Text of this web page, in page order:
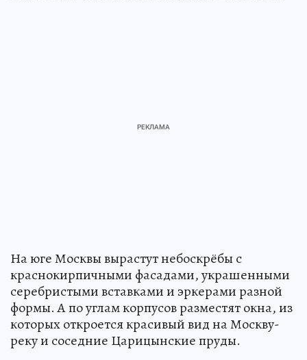
На юге Москвы вырастут небоскрёбы с
краснокирпичными фасадами, украшенными
серебристыми вставками и эркерами разной
формы. А по углам корпусов разместят окна, из
которых откроется красивый вид на Москву-
реку и соседние Царицынские пруды.